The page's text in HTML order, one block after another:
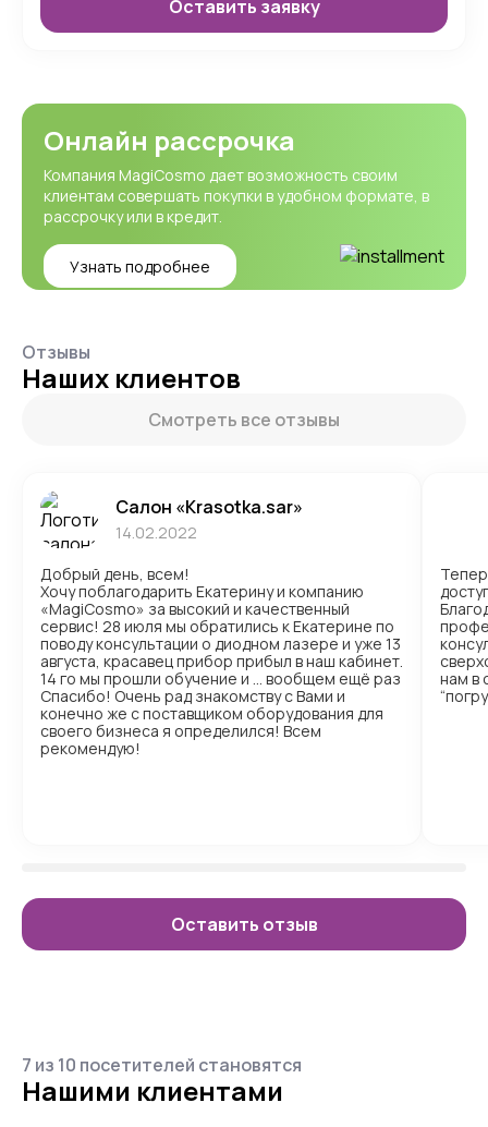
Оставить заявку
Онлайн рассрочка
Компания MagiCosmo дает возможность своим
клиентам совершать покупки в удобном формате, в
рассрочку или в кредит.
Узнать подробнее
Отзывы
Наших клиентов
Смотреть все отзывы
Салон «Krasotka.sar»
14.02.2022
Добрый день, всем!
Хочу поблагодарить Екатерину и компанию
«MagiCosmo» за высокий и качественный
сервис! 28 июля мы обратились к Екатерине по
поводу консультации о диодном лазере и уже 13
августа, красавец прибор прибыл в наш кабинет.
14 го мы прошли обучение и … вообщем ещё раз
Спасибо! Очень рад знакомству с Вами и
конечно же с поставщиком оборудования для
своего бизнеса я определился! Всем
рекомендую!
нам в
Оставить отзыв
7 из 10 посетителей становятся
Нашими клиентами